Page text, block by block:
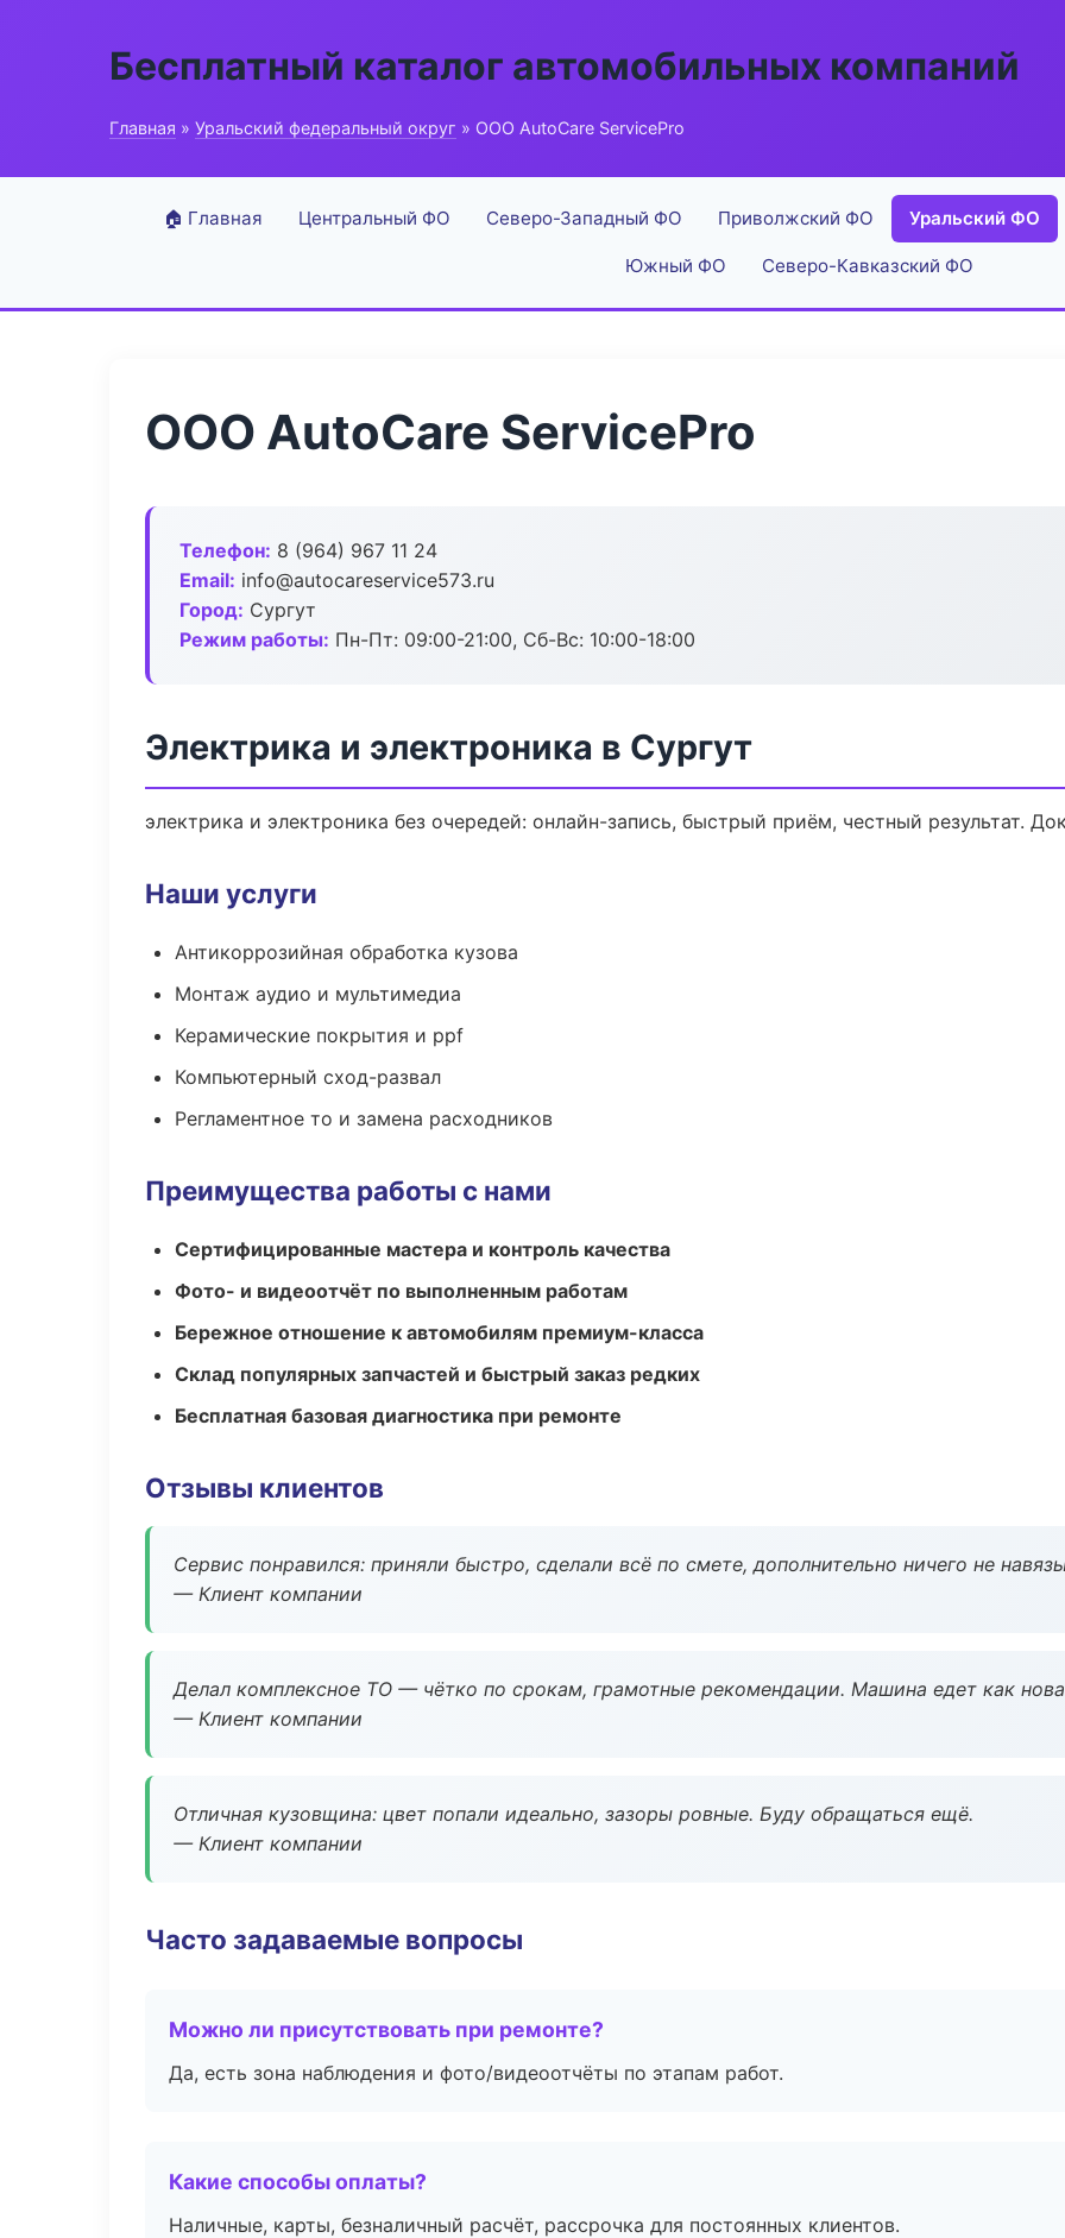
Бесплатный каталог автомобильных компаний
Главная » Уральский федеральный округ » ООО AutoCare ServicePro
🏠 Главная Центральный ФО Северо-Западный ФО Приволжский ФО Уральский ФО
Южный ФО Северо-Кавказский ФО
ООО AutoCare ServicePro
Телефон: 8 (964) 967 11 24
Email: info@autocareservice573.ru
Город: Сургут
Режим работы: Пн-Пт: 09:00-21:00, Сб-Вс: 10:00-18:00
Электрика и электроника в Сургут
электрика и электроника без очередей: онлайн-запись, быстрый приём, честный результат.
Наши услуги
Антикоррозийная обработка кузова
Монтаж аудио и мультимедиа
Керамические покрытия и ppf
Компьютерный сход-развал
Регламентное то и замена расходников
Преимущества работы с нами
Сертифицированные мастера и контроль качества
Фото- и видеоотчёт по выполненным работам
Бережное отношение к автомобилям премиум-класса
Склад популярных запчастей и быстрый заказ редких
Бесплатная базовая диагностика при ремонте
Отзывы клиентов
Сервис понравился: приняли быстро, сделали всё по смете, дополнительно ничего не
— Клиент компании
Делал комплексное ТО — чётко по срокам, грамотные рекомендации. Машина едет как
— Клиент компании
Отличная кузовщина: цвет попали идеально, зазоры ровные. Буду обращаться ещё.
— Клиент компании
Часто задаваемые вопросы
Можно ли присутствовать при ремонте?
Да, есть зона наблюдения и фото/видеоотчёты по этапам работ.
Какие способы оплаты?
Наличные, карты, безналичный расчёт, рассрочка для постоянных клиентов.